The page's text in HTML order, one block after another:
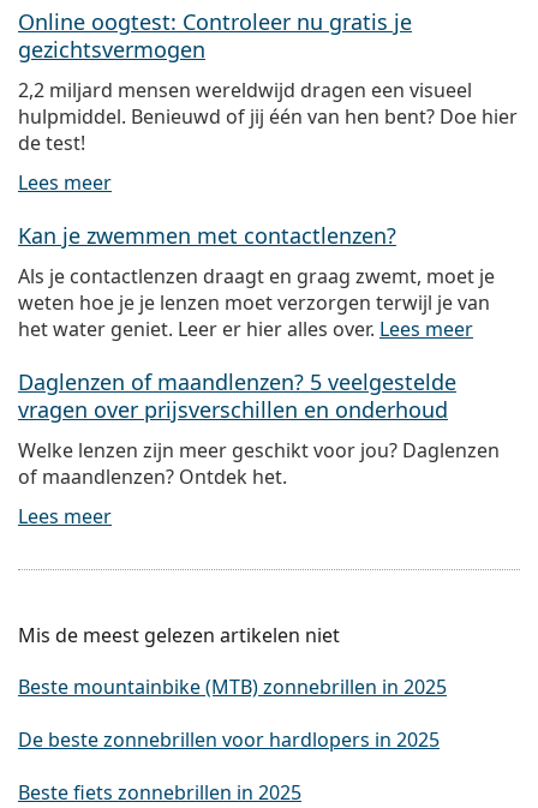
Online oogtest: Controleer nu gratis je
gezichtsvermogen
2,2 miljard mensen wereldwijd dragen een visueel
hulpmiddel. Benieuwd of jij één van hen bent? Doe hier
de test!
Lees meer
Kan je zwemmen met contactlenzen?
Als je contactlenzen draagt en graag zwemt, moet je
weten hoe je je lenzen moet verzorgen terwijl je van
het water geniet. Leer er hier alles over. Lees meer
Daglenzen of maandlenzen? 5 veelgestelde
vragen over prijsverschillen en onderhoud
Welke lenzen zijn meer geschikt voor jou? Daglenzen
of maandlenzen? Ontdek het.
Lees meer
Mis de meest gelezen artikelen niet
Beste mountainbike (MTB) zonnebrillen in 2025
De beste zonnebrillen voor hardlopers in 2025
Beste fiets zonnebrillen in 2025